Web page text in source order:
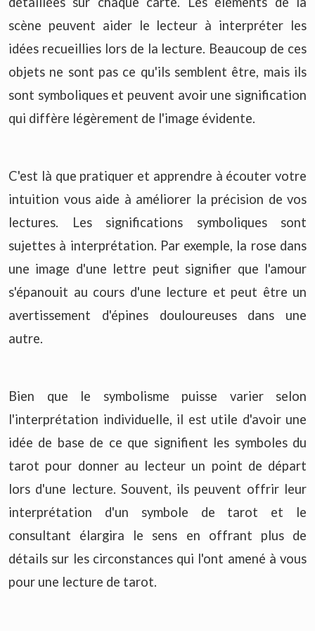
scène peuvent aider le lecteur à interpréter les
idées recueillies lors de la lecture. Beaucoup de ces
objets ne sont pas ce qu'ils semblent être, mais ils
sont symboliques et peuvent avoir une signification
qui diffère légèrement de l'image évidente.
C'est là que pratiquer et apprendre à écouter votre
intuition vous aide à améliorer la précision de vos
lectures. Les significations symboliques sont
sujettes à interprétation. Par exemple, la rose dans
une image d'une lettre peut signifier que l'amour
s'épanouit au cours d'une lecture et peut être un
avertissement d'épines douloureuses dans une
autre.
Bien que le symbolisme puisse varier selon
l'interprétation individuelle, il est utile d'avoir une
idée de base de ce que signifient les symboles du
tarot pour donner au lecteur un point de départ
lors d'une lecture. Souvent, ils peuvent offrir leur
interprétation d'un symbole de tarot et le
consultant élargira le sens en offrant plus de
détails sur les circonstances qui l'ont amené à vous
pour une lecture de tarot.